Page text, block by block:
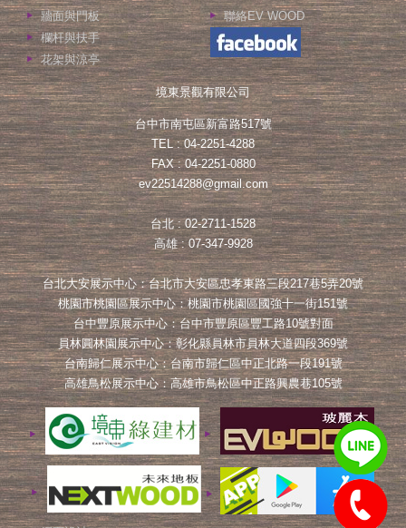
牆面與門板
欄杆與扶手
花架與涼亭
聯絡EV WOOD
境東景觀有限公司
台中市南屯區新富路517號
TEL : 04-2251-4288
FAX : 04-2251-0880
ev22514288@gmail.com
台北 : 02-2711-1528
高雄 : 07-347-9928
台北大安展示中心：台北市大安區忠孝東路三段217巷5弄20號
桃園市桃園區展示中心：桃園市桃園區國強十一街151號
台中豐原展示中心：台中市豐原區豐工路10號對面
員林圓林園展示中心：彰化縣員林市員林大道四段369號
台南歸仁展示中心：台南市歸仁區中正北路一段191號
高雄鳥松展示中心：高雄市鳥松區中正路興農巷105號